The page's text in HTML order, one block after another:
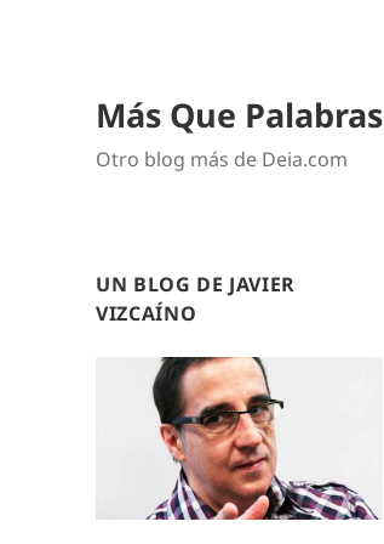
Más Que Palabras
Otro blog más de Deia.com
UN BLOG DE JAVIER
VIZCAÍNO